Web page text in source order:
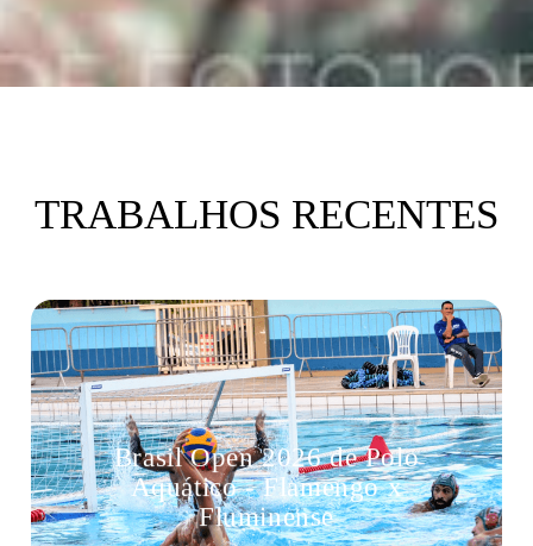
TRABALHOS RECENTES
Brasil Open 2026 de Polo
Aquático - Flamengo x
Fluminense